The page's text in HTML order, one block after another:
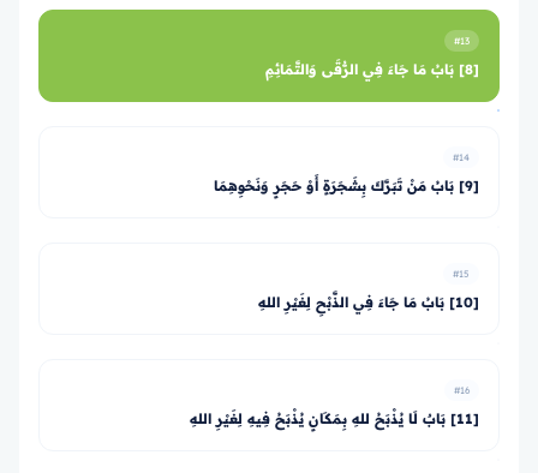
#13
[8] بَابُ مَا جَاءَ فِي الرُّقَى وَالتَّمَائِمِ
#14
[9] بَابُ مَنْ تَبَرَّكَ بِشَجَرَةٍ أَوْ حَجَرٍ وَنَحْوِهِمَا
#15
[10] بَابُ مَا جَاءَ فِي الذَّبْحِ لِغَيْرِ اللهِ
#16
[11] بَابٌ لَا يُذْبَحُ للهِ بِمَكَانٍ يُذْبَحُ فِيهِ لِغَيْرِ اللهِ